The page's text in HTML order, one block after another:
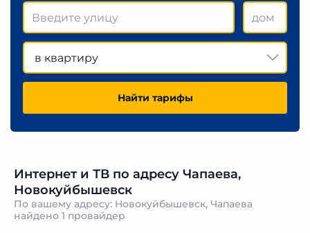
в квартиру
Найти тарифы
Интернет и ТВ по адресу Чапаева,
Новокуйбышевск
По вашему адресу: Новокуйбышевск, Чапаева
найдено 1 провайдер